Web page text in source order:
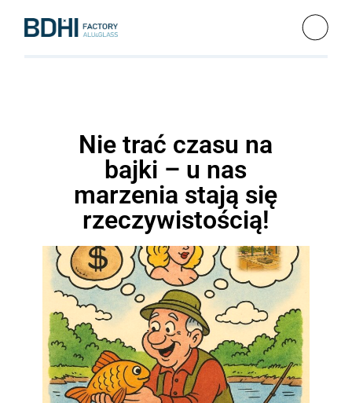
Nie trać czasu na
bajki – u nas
marzenia stają się
rzeczywistością!